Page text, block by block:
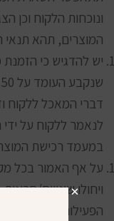
ונוכחות הלקוח
המוצרים, תהא
יש להדגיש כי
דברי המאכל ללקוח
במעמד רכישת
על אף האמור בכל
ויחולו שינויים/